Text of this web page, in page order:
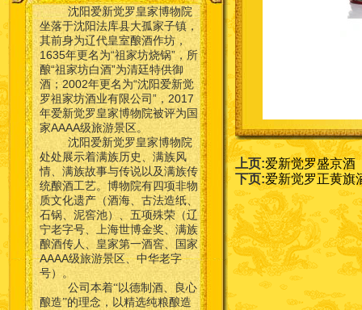
沈阳爱新觉罗皇家博物院
坐落于沈阳法库县大孤家子镇，
其前身为辽代皇室酿酒作坊，
1635年更名为“祖家坊烧锅”，所
酿“祖家坊白酒”为清廷特供御
酒；2002年更名为“沈阳爱新觉
罗祖家坊酒业有限公司”，2017
年爱新觉罗皇家博物院被评为国
家AAAA级旅游景区。
沈阳爱新觉罗皇家博物院
处处展示着满族历史、满族风
情、满族故事与传说以及满族传
统酿酒工艺。博物院有四项非物
质文化遗产（酒海、古法造纸、
石锅、泥窖池）、五项殊荣（辽
宁老字号、上海世博金奖、满族
酿酒传人、皇家第一酒窖、国家
AAAA级旅游景区、中华老字
号）。
公司本着“以德制酒、良心
酿造”的理念，以精选纯粮酿造
上页:爱新觉罗盛京酒
下页:爱新觉罗正黄旗